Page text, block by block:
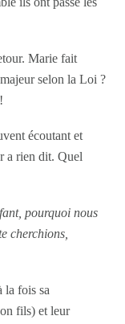
Marie fait
selon la Loi ?
écoutant et
a rien dit. Quel
pourquoi nous
cherchions,
la fois sa
fils) et leur